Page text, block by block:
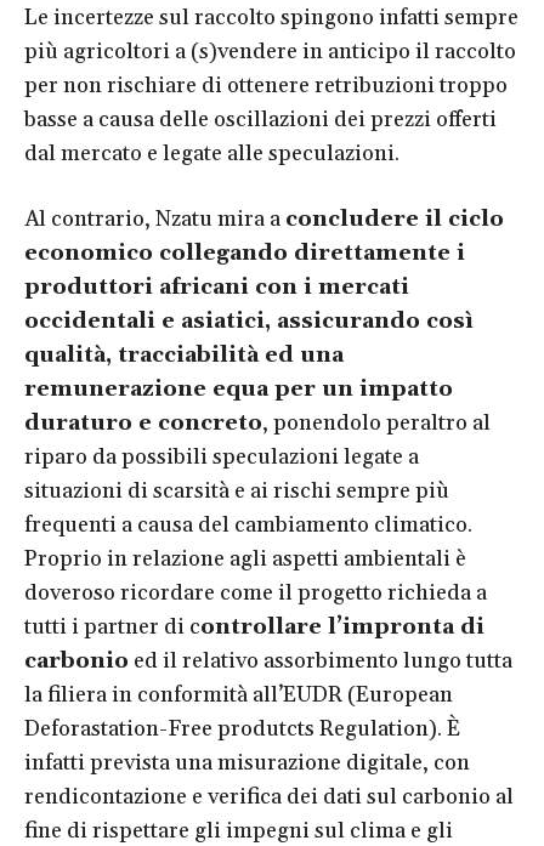
Le incertezze sul raccolto spingono infatti sempre
più agricoltori a (s)vendere in anticipo il raccolto
per non rischiare di ottenere retribuzioni troppo
basse a causa delle oscillazioni dei prezzi offerti
dal mercato e legate alle speculazioni.
Al contrario, Nzatu mira a concludere il ciclo
economico collegando direttamente i
produttori africani con i mercati
occidentali e asiatici, assicurando così
qualità, tracciabilità ed una
remunerazione equa per un impatto
duraturo e concreto, ponendolo peraltro al
riparo da possibili speculazioni legate a
situazioni di scarsità e ai rischi sempre più
frequenti a causa del cambiamento climatico.
Proprio in relazione agli aspetti ambientali è
doveroso ricordare come il progetto richieda a
tutti i partner di controllare l’impronta di
carbonio ed il relativo assorbimento lungo tutta
la filiera in conformità all’EUDR (European
Deforastation-Free produtcts Regulation). È
infatti prevista una misurazione digitale, con
rendicontazione e verifica dei dati sul carbonio al
fine di rispettare gli impegni sul clima e gli